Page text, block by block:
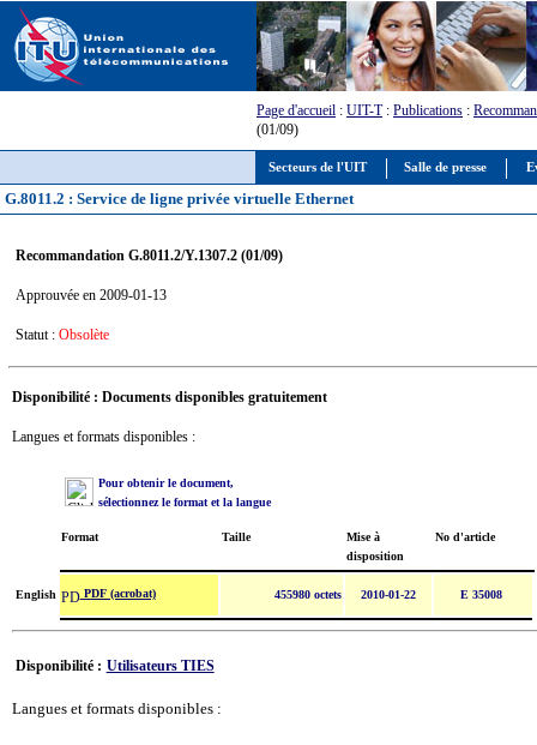
Secteurs de l'UIT Salle de presse
Page d'accueil : UIT-T: Publications :
(01/09)
G.8011.2 : Service de ligne privée virtuelle Ethernet
Recommandation G.8011.2/Y.1307.2 (01/09)
Approuvée en 2009-01-13
Statut : Obsolète
Disponibilité : Documents disponibles gratuitement
Langues et formats disponibles :
Pour obtenir le document,
sélectionnez le format et la langue
Format Taille
Mise à
disposition
No d'article
English PDF (acrobat) 455980 octets 2010-01-22 E 35008
Disponibilité : Utilisateurs TIES
Langues et formats disponibles :